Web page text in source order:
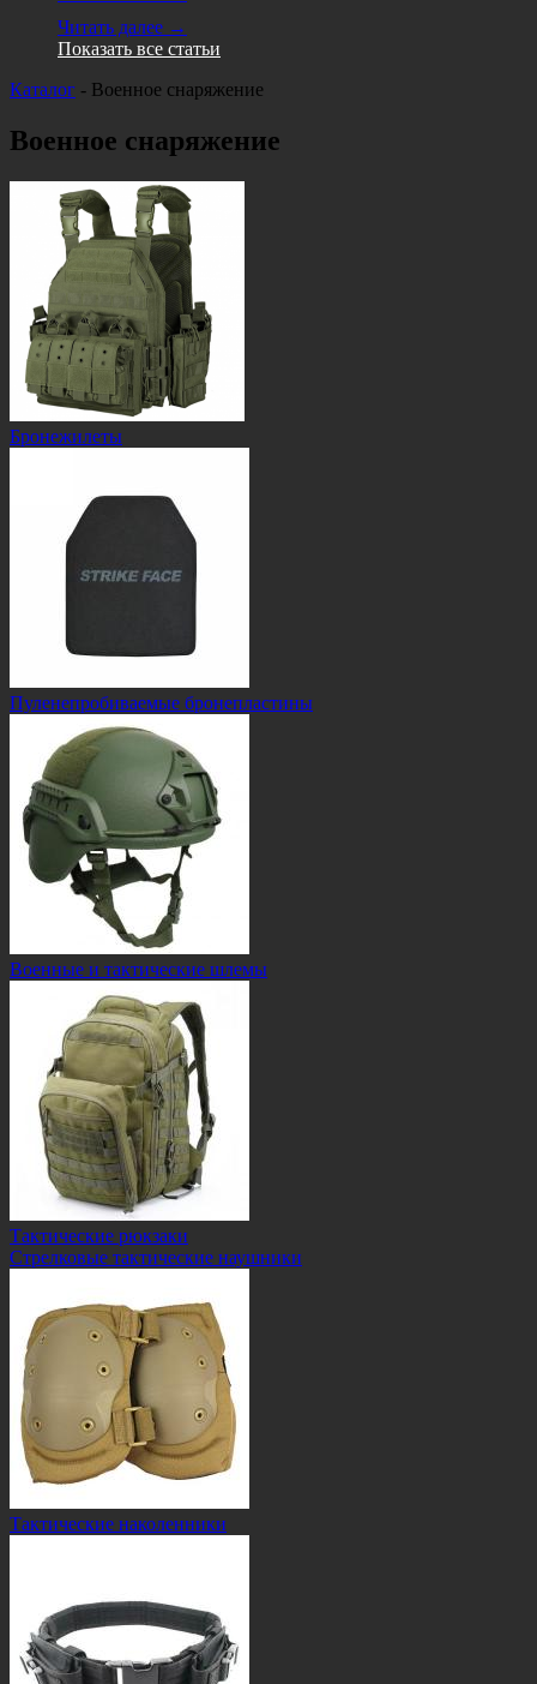
Читать далее →
Показать все статьи
Каталог - Военное снаряжение
Военное снаряжение
Бронежилеты
Пуленепробиваемые бронепластины
Военные и тактические шлемы
Тактические рюкзаки
Стрелковые тактические наушники
Тактические наколенники